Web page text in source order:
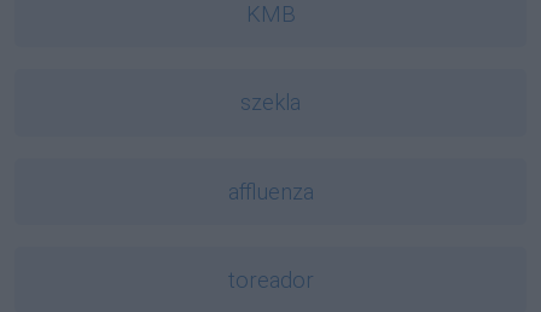
KMB
szekla
affluenza
toreador